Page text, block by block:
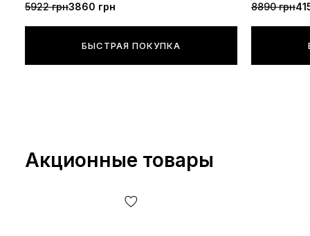
5922 грн3860 грн
БЫСТРАЯ ПОКУПКА
8890 грн
Акционные товары